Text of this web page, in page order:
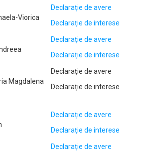
Viorica
Declarație de avere
Declarație de interese
Declarație de avere
Declarație de interese
Magdalena
Declarație de avere
Declarație de interese
Declarație de avere
Declarație de interese
Declarație de avere